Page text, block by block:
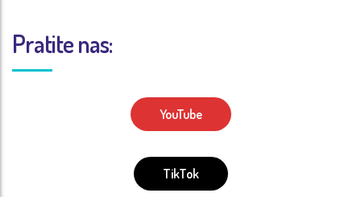
Pratite nas:
YouTube
TikTok